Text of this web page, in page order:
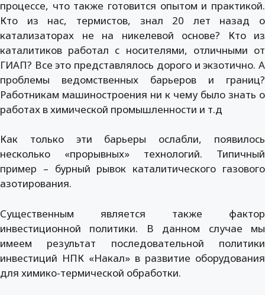
процессе, что также готовится опытом и практикой.
Кто из нас, термистов, знал 20 лет назад о
катализаторах не на никелевой основе? Кто из
каталитиков работал с носителями, отличными от
ГИАП? Все это представлялось дорого и экзотично. А
проблемы ведомственных барьеров и границ?
Работникам машиностроения ни к чему было знать о
работах в химической промышленности и т.д
Как только эти барьеры ослабли, появилось
несколько «прорывных» технологий. Типичный
пример – бурный рывок каталитического газового
азотирования.
Существенным является также фактор
инвестиционной политики. В данном случае мы
имеем результат последовательной политики
инвестиций НПК «Накал» в развитие оборудования
для химико-термической обработки.